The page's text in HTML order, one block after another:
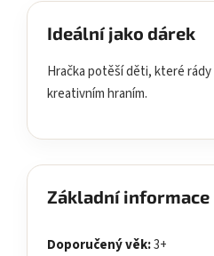
Ideální jako dárek
Hračka potěší děti, které
kreativním hraním.
Základní informace
Doporučený věk:3+